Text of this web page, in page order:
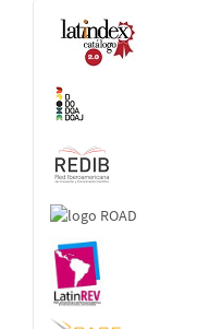
Indexaciones